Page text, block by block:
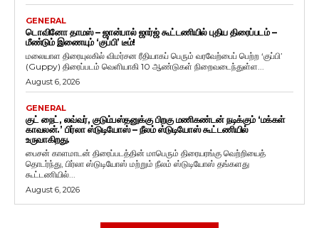
GENERAL
டொவினோ தாமஸ் – ஜான்பால் ஜார்ஜ் கூட்டணியில் புதிய திரைப்படம் –
மீண்டும் இணையும் ‘குப்பி’ டீம்!
மலையாள திரையுலகில் விமர்சன ரீதியாகப் பெரும் வரவேற்பைப் பெற்ற ‘குப்பி’
(Guppy) திரைப்படம் வெளியாகி 10 ஆண்டுகள் நிறைவடைந்துள்ள...
August 6, 2026
GENERAL
குட் நைட், லவ்வர், குடும்பஸ்தனுக்கு பிறகு மணிகண்டன் நடிக்கும் ‘மக்கள்
காவலன்.’ பிர்லா ஸ்டுடியோஸ் – நீலம் ஸ்டுடியோஸ் கூட்டணியில்
உருவாகிறது.
பைசன் காளமாடன் திரைப்படத்தின் மாபெரும் திரையரங்கு வெற்றியைத்
தொடர்ந்து, பிர்லா ஸ்டுடியோஸ் மற்றும் நீலம் ஸ்டுடியோஸ் தங்களது
கூட்டணியில்...
August 6, 2026